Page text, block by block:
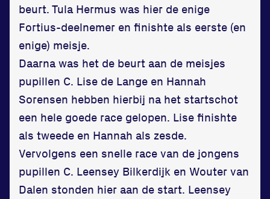
Disclaimer
Huisregels
Vraag en contact
beurt. Tula Hermus was hier de enige
Fortius-deelnemer en finishte als eerste (en
enige) meisje.
Daarna was het de beurt aan de meisjes
pupillen C. Lise de Lange en Hannah
Sorensen hebben hierbij na het startschot
een hele goede race gelopen. Lise finishte
als tweede en Hannah als zesde.
Vervolgens een snelle race van de jongens
pupillen C. Leensey Bilkerdijk en Wouter van
Dalen stonden hier aan de start. Leensey